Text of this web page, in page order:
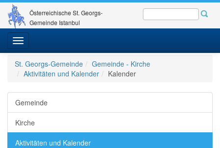
Österreichische St. Georgs-
Gemeinde Istanbul
Toggle
navigation
St. Georgs-Gemeinde
Gemeinde - Kirche
Aktivitäten und Kalender
Kalender
Gemeinde
Kirche
Aktivitäten und Kalender